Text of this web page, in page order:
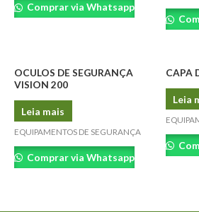
Comprar via Whatsapp
OCULOS DE SEGURANÇA
VISION 200
Leia mais
EQUIPAMENTOS DE SEGURANÇA
Comprar via Whatsapp
CAPA
Leia